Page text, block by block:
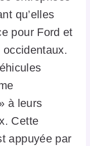
qu’elles
pour Ford et
à leurs
Cette
appuyée par